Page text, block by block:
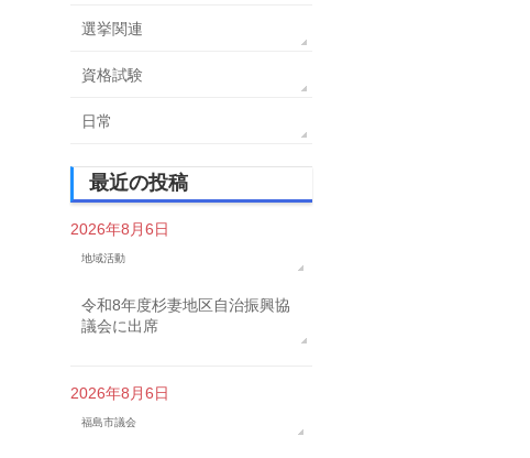
選挙関連
資格試験
日常
最近の投稿
2026年8月6日
地域活動
令和8年度杉妻地区自治振興協
議会に出席
2026年8月6日
福島市議会